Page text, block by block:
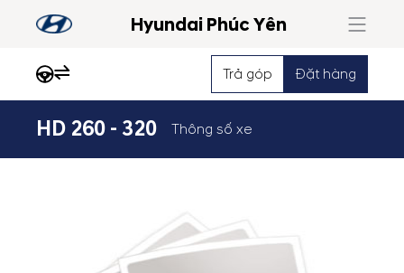
Hyundai Phúc Yên
Trả góp Đặt hàng
HD 260 - 320 Thông số xe